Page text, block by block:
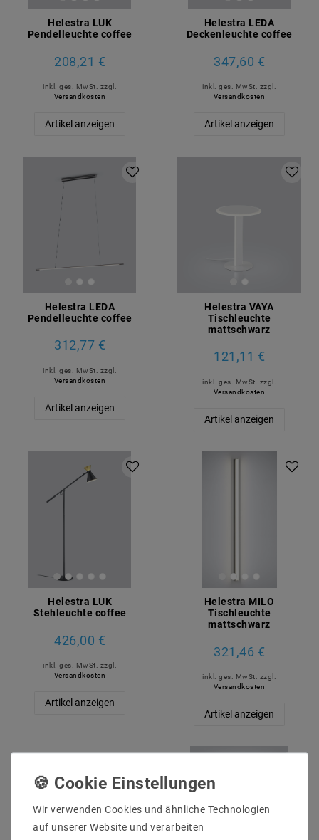
Helestra LUK
Pendelleuchte coffee
208,21 €
inkl. ges. MwSt. zzgl.
Versandkosten
Artikel anzeigen
Helestra LEDA
Deckenleuchte coffee
347,60 €
inkl. ges. MwSt. zzgl.
Versandkosten
Artikel anzeigen
Helestra LEDA
Pendelleuchte coffee
312,77 €
inkl. ges. MwSt.
zzgl.
Versandkosten
Artikel anzeigen
Helestra VAYA
Tischleuchte
mattschwarz
121,11 €
inkl. ges. MwSt.
zzgl.
Versandkosten
Artikel anzeigen
Helestra LUK
Stehleuchte coffee
426,00 €
inkl. ges. MwSt. zzgl.
Versandkosten
Artikel anzeigen
Helestra MILO
Tischleuchte
mattschwarz
321,46 €
inkl. ges. MwSt. zzgl.
Versandkosten
Artikel anzeigen
Wir verwenden Cookies und ähnliche Technologien
auf unserer Website und verarbeiten